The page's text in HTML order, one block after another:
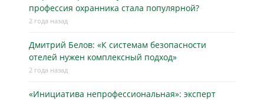
профессия охранника стала популярной?
2 года назад
Дмитрий Белов: «К системам безопасности
отелей нужен комплексный подход»
2 года назад
«Инициатива непрофессиональная»: эксперт